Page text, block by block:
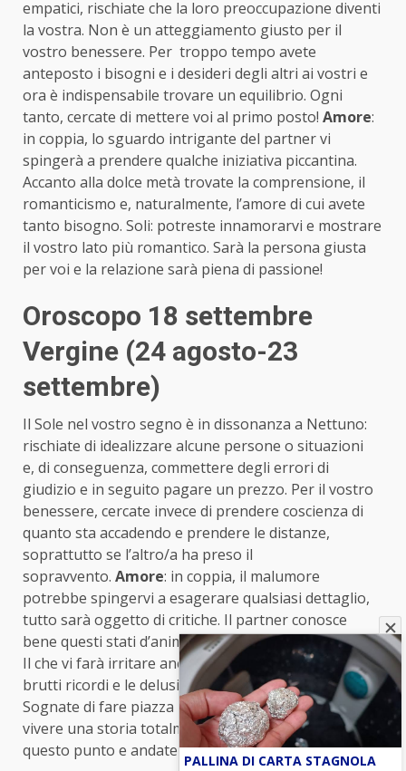
empatici, rischiate che la loro preoccupazione diventi
la vostra. Non è un atteggiamento giusto per il
vostro benessere. Per troppo tempo avete
anteposto i bisogni e i desideri degli altri ai vostri e
ora è indispensabile trovare un equilibrio. Ogni
tanto, cercate di mettere voi al primo posto! Amore:
in coppia, lo sguardo intrigante del partner vi
spingerà a prendere qualche iniziativa piccantina.
Accanto alla dolce metà trovate la comprensione, il
romanticismo e, naturalmente, l’amore di cui avete
tanto bisogno. Soli: potreste innamorarvi e mostrare
il vostro lato più romantico. Sarà la persona giusta
per voi e la relazione sarà piena di passione!
Oroscopo 18 settembre
Vergine (24 agosto-23
settembre)
Il Sole nel vostro segno è in dissonanza a Nettuno:
rischiate di idealizzare alcune persone o situazioni
e, di conseguenza, commettere degli errori di
giudizio e in seguito pagare un prezzo. Per il vostro
benessere, cercate invece di prendere coscienza di
quanto sta accadendo e prendere le distanze,
soprattutto se l’altro/a ha preso il
sopravvento. Amore: in coppia, il malumore
potrebbe spingervi a esagerare qualsiasi dettaglio,
tutto sarà oggetto di critiche. Il partner conosce
bene questi stati d’animo e probabilmente vi eviterà.
Il che vi farà irritare ancora di più. Soli: combattere i
brutti ricordi e le delusioni richiede troppa energia.
Sognate di fare piazza pulita del passato così da
vivere una storia totalmente nuova. Concentrati su
questo punto e andate incontro al futuro.
PALLINA DI CARTA STAGNOLA